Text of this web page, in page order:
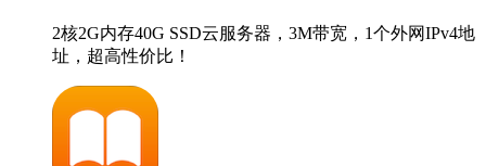
2核2G内存40G SSD云服务器，3M带宽，1个外网IPv4地
址，超高性价比！